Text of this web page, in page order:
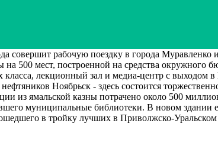
рабочую поездку в города Муравленко
500 мест, построенной на средства окружного
лекционный зал и медиа-центр с выходом
Ноябрьск - здесь состоится
из ямальской казны потрачено около 500
муниципальные библиотеки. В новом здании
в тройку лучших в Приволжско-Уральском